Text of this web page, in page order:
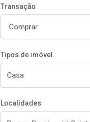
Transação
Tipos de imóvel
Localidades